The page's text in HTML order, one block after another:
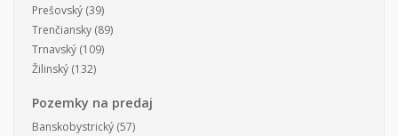
Prešovský (39)
Trenčiansky (89)
Trnavský (109)
Žilinský (132)
Pozemky na predaj
Banskobystrický (57)